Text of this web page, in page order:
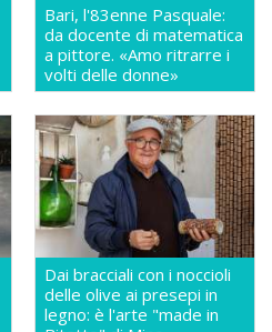
Bari, l'83enne Pasquale:
da docente di matematica
a pittore. «Amo ritrarre i
volti delle donne»
Dai bracciali con i noccioli
delle olive ai presepi in
legno: è l'arte "made in